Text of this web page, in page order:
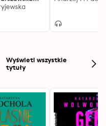
i wybaczenie.
Wyświetl wszystkie
tytuły